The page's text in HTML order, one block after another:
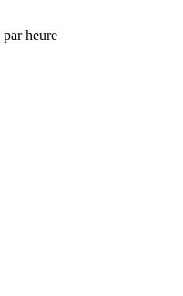
par heure